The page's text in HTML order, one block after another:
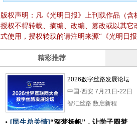
版权声明：凡《光明日报》上刊载作品（含
授权不得转载、摘编、改编、篡改或以其它
式使用，授权转载的请注明来源“《光明日报